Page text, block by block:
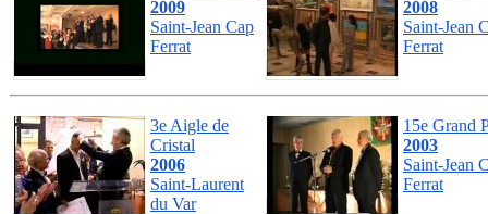
2009
Saint-Jean Cap
Ferrat
2008
Saint-Jean
Ferrat
3e Aigle de
Cristal
2006
Saint-Laurent
du Var
15e Grand
2003
Saint-Jean
Ferrat